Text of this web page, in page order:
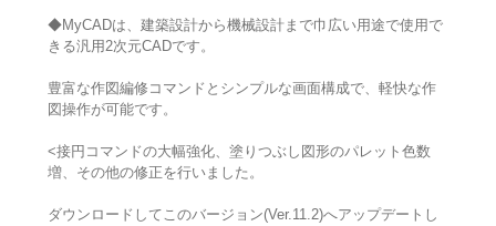
◆MyCADは、建築設計から機械設計まで巾広い用途で使用で
きる汎用2次元CADです。
豊富な作図編修コマンドとシンプルな画面構成で、軽快な作
図操作が可能です。
<接円コマンドの大幅強化、塗りつぶし図形のパレット色数
増、その他の修正を行いました。
ダウンロードしてこのバージョン(Ver.11.2)へアップデートし